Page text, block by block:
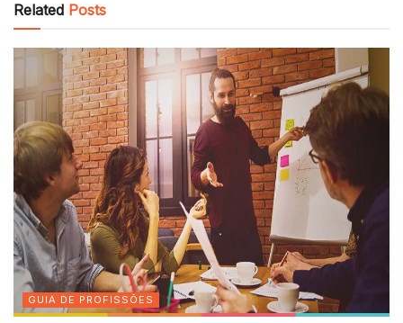
Related Posts
GUIA DE PROFISSÕES